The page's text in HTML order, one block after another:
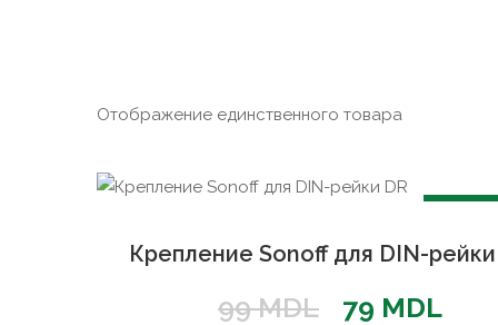
Отображение единственного товара
Крепление Sonoff для DIN-рейки
99MDL 79 MDL